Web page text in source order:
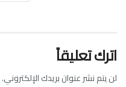
اترك تعليقاً
لن يتم نشر عنوان بريدك الإلكتروني.